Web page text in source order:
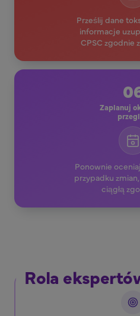
Prześlij dane
informacje
CPSC zgodnie
Zaplanuj
Ponownie
przypadku
ciągłą
Rola